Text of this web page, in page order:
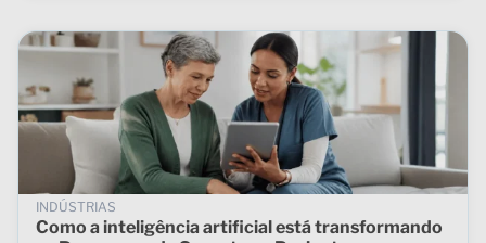
INDÚSTRIAS
Como a inteligência artificial está transformando